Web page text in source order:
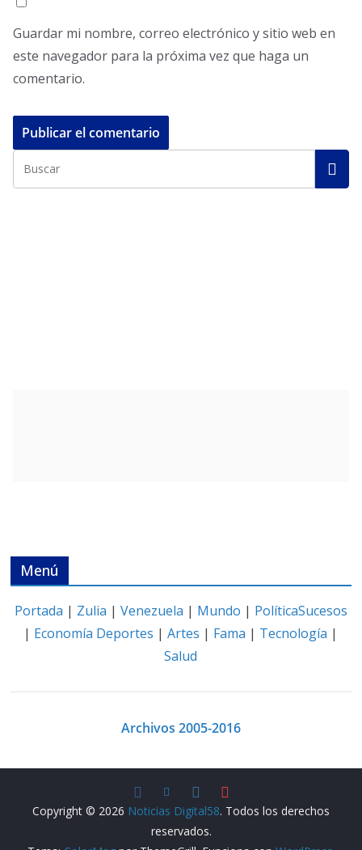
Guardar mi nombre, correo electrónico y sitio web en
este navegador para la próxima vez que haga un
comentario.
Menú
Portada | Zulia | Venezuela | Mundo | PolíticaSucesos
| Economía Deportes |Artes | Fama | Tecnología |
Salud
Archivos 2005-2016
Copyright © 2026 Noticias Digital58. Todos los derechos
reservados.